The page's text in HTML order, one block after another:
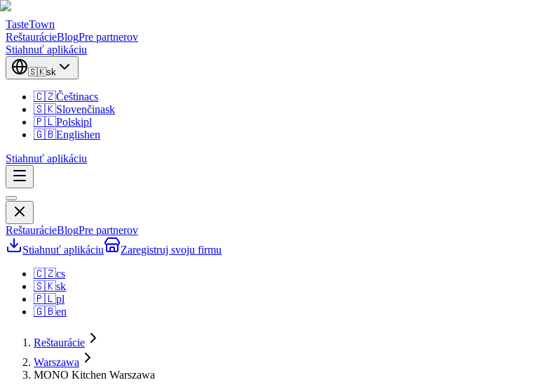
TasteTown
ReštaurácieBlogPre partnerov
Stiahnuť aplikáciu
🇸🇰sk
🇨🇿Češtinacs
🇸🇰Slovenčinask
🇵🇱Polskipl
🇬🇧Englishen
Stiahnuť aplikáciu
ReštaurácieBlogPre partnerov
Stiahnuť aplikáciu
Zaregistruj svoju firmu
🇨🇿cs
🇸🇰sk
🇵🇱pl
🇬🇧en
Reštaurácie
Warszawa
MONO Kitchen Warszawa